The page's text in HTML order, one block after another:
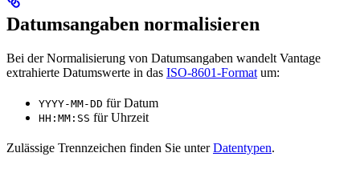
Datumsangaben normalisieren
Bei der Normalisierung von Datumsangaben wandelt Vantage
extrahierte Datumswerte in das ISO-8601-Format um:
YYYY-MM-DD für Datum
HH:MM:SS für Uhrzeit
Zulässige Trennzeichen finden Sie unterDatentypen.